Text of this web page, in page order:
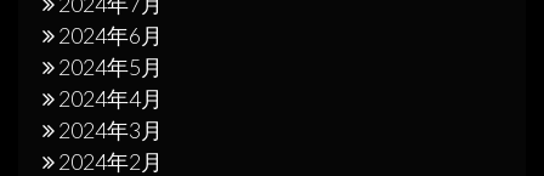
2024年6月
2024年5月
2024年4月
2024年3月
2024年2月